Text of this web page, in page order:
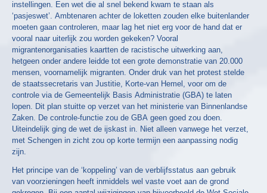
instellingen. Een wet die al snel bekend kwam te staan als
‘pasjeswet’. Ambtenaren achter de loketten zouden elke buitenlander
moeten gaan controleren, maar lag het niet erg voor de hand dat er
vooral naar uiterlijk zou worden gekeken? Vooral
migrantenorganisaties kaartten de racistische uitwerking aan,
hetgeen onder andere leidde tot een grote demonstratie van 20.000
mensen, voornamelijk migranten. Onder druk van het protest stelde
de staatssecretaris van Justitie, Korte-van Hemel, voor om de
controle via de Gemeentelijk Basis Administratie (GBA) te laten
lopen. Dit plan stuitte op verzet van het ministerie van Binnenlandse
Zaken. De controle-functie zou de GBA geen goed zou doen.
Uiteindelijk ging de wet de ijskast in. Niet alleen vanwege het verzet,
met Schengen in zicht zou op korte termijn een aanpassing nodig
zijn.
Het principe van de ‘koppeling’ van de verblijfsstatus aan gebruik
van voorzieningen heeft inmiddels wel vaste voet aan de grond